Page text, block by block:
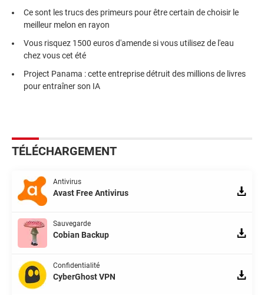
Ce sont les trucs des primeurs pour être certain de choisir le
meilleur melon en rayon
Vous risquez 1500 euros d'amende si vous utilisez de l'eau
chez vous cet été
Project Panama : cette entreprise détruit des millions de livres
pour entraîner son IA
TÉLÉCHARGEMENT
Antivirus
Avast Free Antivirus
Sauvegarde
Cobian Backup
Confidentialité
CyberGhost VPN